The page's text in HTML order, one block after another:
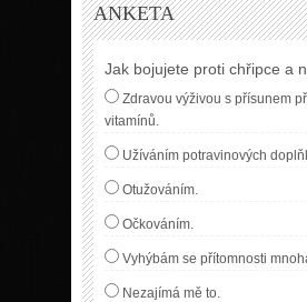
ANKETA
Jak bojujete proti chřipce a
Zdravou výživou s přísunem
vitamínů.
Užíváním potravinových
Otužováním.
Očkováním.
Vyhýbám se přítomnosti
Nezajímá mě to.